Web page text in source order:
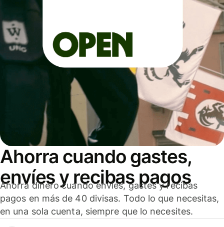
Ahorra cuando gastes,
envíes y recibas pagos
Ahorra dinero cuando envíes, gastes y recibas
pagos en más de 40 divisas. Todo lo que necesitas,
en una sola cuenta, siempre que lo necesites.